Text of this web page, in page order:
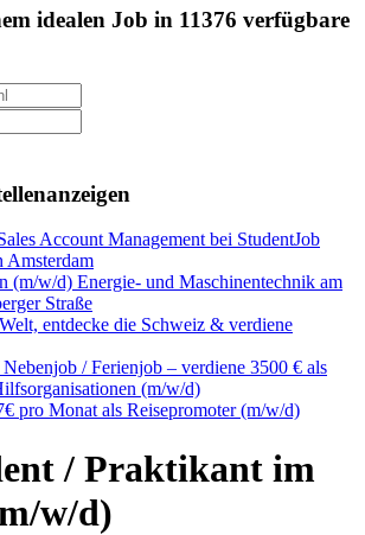
idealen Job in 11376 verfügbare
Account Management bei StudentJob
Amsterdam
(m/w/d) Energie- und Maschinentechnik am
Straße
entdecke die Schweiz & verdiene
/ Ferienjob – verdiene 3500 € als
(m/w/d)
pro Monat als Reisepromoter (m/w/d)
/ Praktikant im
w/d)